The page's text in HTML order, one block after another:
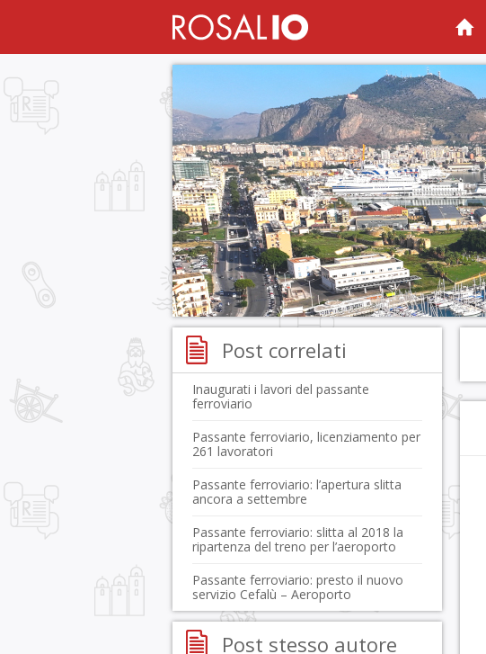
Post correlati
Inaugurati i lavori del passante
ferroviario
Passante ferroviario, licenziamento per
261 lavoratori
Passante ferroviario: l’apertura slitta
ancora a settembre
Passante ferroviario: slitta al 2018 la
ripartenza del treno per l’aeroporto
Passante ferroviario: presto il nuovo
servizio Cefalù – Aeroporto
Post stesso autore